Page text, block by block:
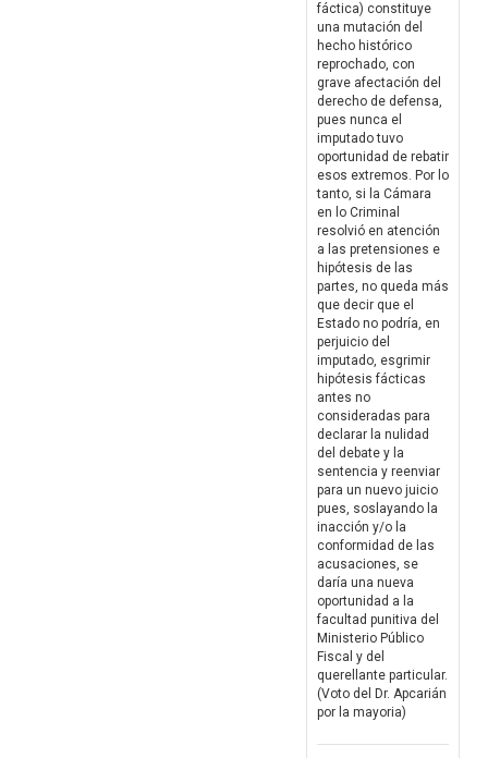
fáctica) constituye
una mutación del
hecho histórico
reprochado, con
grave afectación del
derecho de defensa,
pues nunca el
imputado tuvo
oportunidad de rebatir
esos extremos. Por lo
tanto, si la Cámara
en lo Criminal
resolvió en atención
a las pretensiones e
hipótesis de las
partes, no queda más
que decir que el
Estado no podría, en
perjuicio del
imputado, esgrimir
hipótesis fácticas
antes no
consideradas para
declarar la nulidad
del debate y la
sentencia y reenviar
para un nuevo juicio
pues, soslayando la
inacción y/o la
conformidad de las
acusaciones, se
daría una nueva
oportunidad a la
facultad punitiva del
Ministerio Público
Fiscal y del
querellante particular.
(Voto del Dr. Apcarián
por la mayoria)